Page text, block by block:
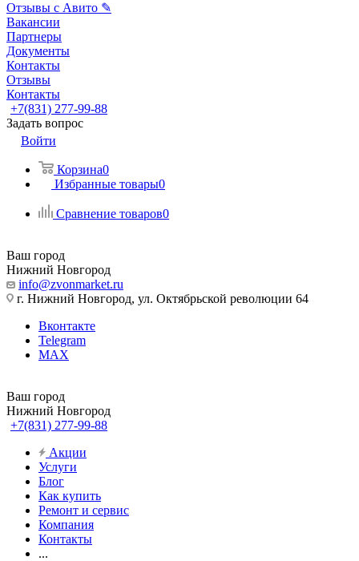
Отзывы с Авито ✎
Вакансии
Партнеры
Документы
Контакты
Отзывы
Контакты
+7(831) 277-99-88
Задать вопрос
Войти
Корзина0
Избранные товары0
Сравнение товаров0
Ваш город
Нижний Новгород
info@zvonmarket.ru
г. Нижний Новгород, ул. Октябрьской революции 64
Вконтакте
Telegram
MAX
Ваш город
Нижний Новгород
+7(831) 277-99-88
Акции
Услуги
Блог
Как купить
Ремонт и сервис
Компания
Контакты
...